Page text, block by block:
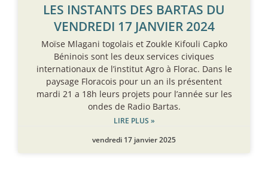
LES INSTANTS DES BARTAS DU
VENDREDI 17 JANVIER 2024
Moïse Mlagani togolais et Zoukle Kifouli Capko
Béninois sont les deux services civiques
internationaux de l’institut Agro à Florac. Dans le
paysage Floracois pour un an ils présentent
mardi 21 a 18h leurs projets pour l’année sur les
ondes de Radio Bartas.
LIRE PLUS »
vendredi 17 janvier 2025